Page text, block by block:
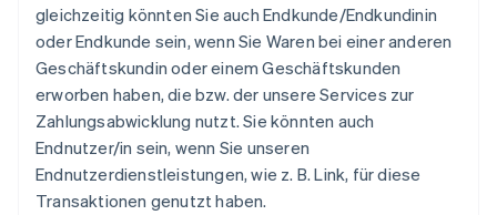
gleichzeitig könnten Sie auch Endkunde/Endkundinin
oder Endkunde sein, wenn Sie Waren bei einer anderen
Geschäftskundin oder einem Geschäftskunden
erworben haben, die bzw. der unsere Services zur
Zahlungsabwicklung nutzt. Sie könnten auch
Endnutzer/in sein, wenn Sie unseren
Endnutzerdienstleistungen, wie z. B. Link, für diese
Transaktionen genutzt haben.